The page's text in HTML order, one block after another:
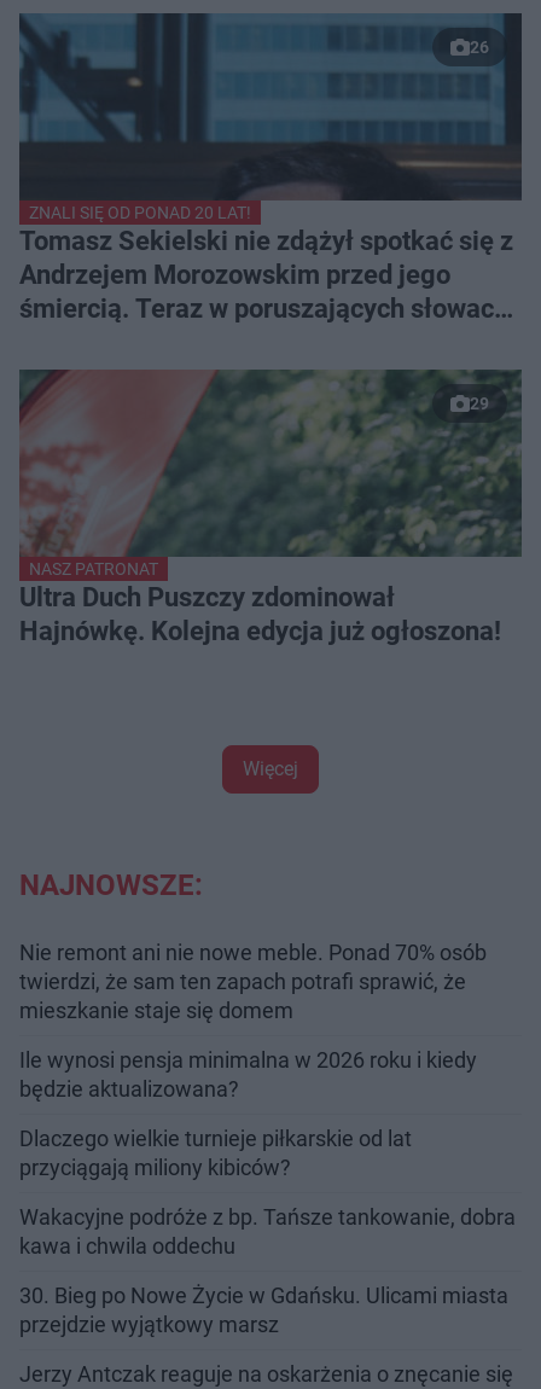
26
ZNALI SIĘ OD PONAD 20 LAT!
Tomasz Sekielski nie zdążył spotkać się z
Andrzejem Morozowskim przed jego
śmiercią. Teraz w poruszających słowach
29
NASZ PATRONAT
Ultra Duch Puszczy zdominował
Hajnówkę. Kolejna edycja już ogłoszona!
Więcej
NAJNOWSZE:
Nie remont ani nie nowe meble. Ponad 70% osób
twierdzi, że sam ten zapach potrafi sprawić, że
mieszkanie staje się domem
Ile wynosi pensja minimalna w 2026 roku i kiedy
będzie aktualizowana?
Dlaczego wielkie turnieje piłkarskie od lat
przyciągają miliony kibiców?
Wakacyjne podróże z bp. Tańsze tankowanie, dobra
kawa i chwila oddechu
30. Bieg po Nowe Życie w Gdańsku. Ulicami miasta
przejdzie wyjątkowy marsz
Jerzy Antczak reaguje na oskarżenia o znęcanie się